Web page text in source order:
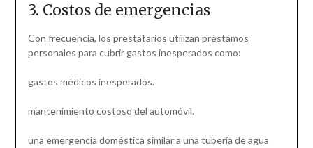
3. Costos de emergencias
Con frecuencia, los prestatarios utilizan préstamos
personales para cubrir gastos inesperados como:
gastos médicos inesperados.
mantenimiento costoso del automóvil.
una emergencia doméstica similar a una tubería de agua